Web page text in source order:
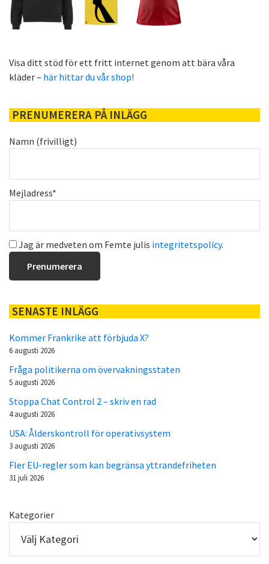
Visa ditt stöd för ett fritt internet genom att bära våra
kläder – här hittar du vår shop!
PRENUMERERA PÅ INLÄGG
Namn (frivilligt)
Mejladress*
Jag är medveten om Femte julis integritetspolicy.
SENASTE INLÄGG
Kommer Frankrike att förbjuda X?
6 augusti 2026
Fråga politikerna om övervakningsstaten
5 augusti 2026
Stoppa Chat Control 2 – skriv en rad
4 augusti 2026
USA: Ålderskontroll för operativsystem
3 augusti 2026
Fler EU-regler som kan begränsa yttrandefriheten
31 juli 2026
Kategorier